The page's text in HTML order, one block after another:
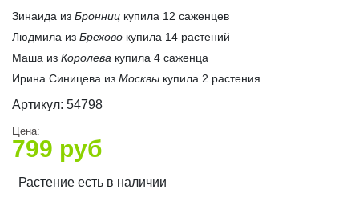
Зинаида из Бронниц купила 12 саженцев
Людмила из Брехово купила 14 растений
Маша из Королева купила 4 саженца
Ирина Синицева из Москвы купила 2 растения
Артикул: 54798
Цена:
799 руб
Растение есть в наличии